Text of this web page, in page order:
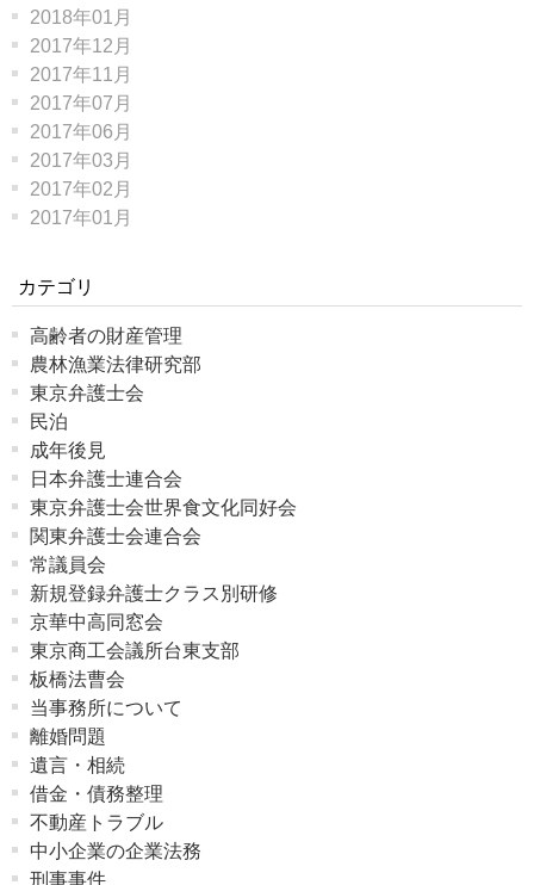
2018年01月
2017年12月
2017年11月
2017年07月
2017年06月
2017年03月
2017年02月
2017年01月
カテゴリ
高齢者の財産管理
農林漁業法律研究部
東京弁護士会
民泊
成年後見
日本弁護士連合会
東京弁護士会世界食文化同好会
関東弁護士会連合会
常議員会
新規登録弁護士クラス別研修
京華中高同窓会
東京商工会議所台東支部
板橋法曹会
当事務所について
離婚問題
遺言・相続
借金・債務整理
不動産トラブル
中小企業の企業法務
刑事事件